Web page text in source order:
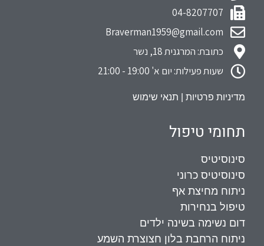
תחומי טיפול
סינוסיטיס
סינוסיטיס כרוני
ניתוח מחיצת אף
טיפול בנחירות
דום נשימה בשינה ילדים
ניתוח הרחבת בלון חצוצרת השמע
04-8207707
Braverman1959@gmail.com
כתובת: המרגנית 18, נשר
שעות פעילות: יום א' 19:00 - 21:00
מדיניות פרטיות תנאי שימוש